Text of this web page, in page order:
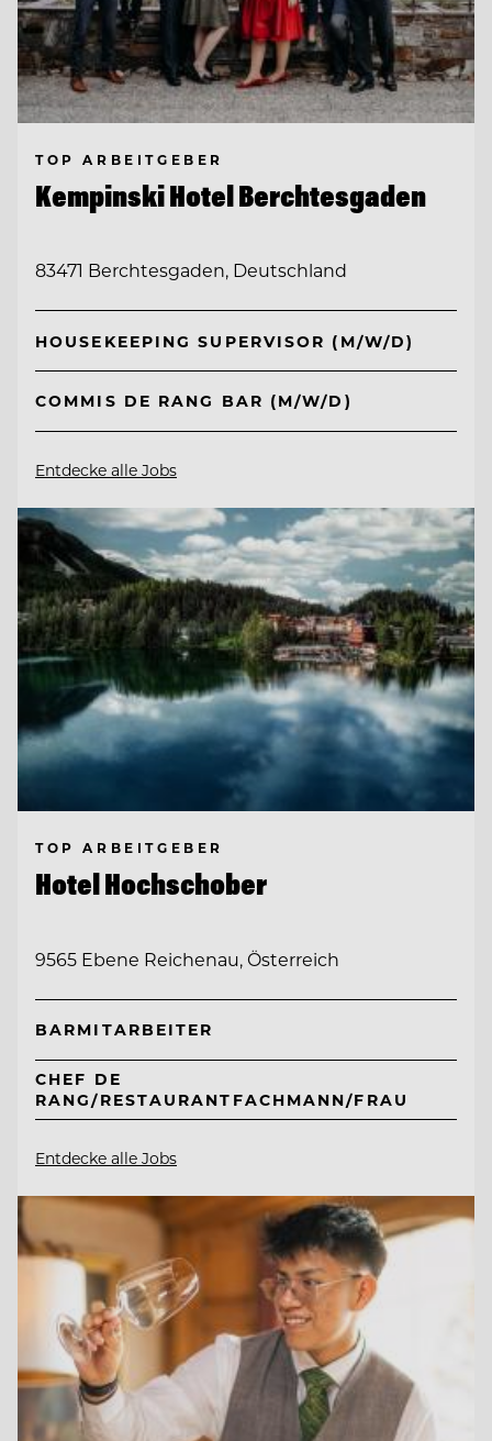
TOP ARBEITGEBER
Kempinski Hotel Berchtesgaden
83471 Berchtesgaden, Deutschland
HOUSEKEEPING SUPERVISOR (M/W/D)
COMMIS DE RANG BAR (M/W/D)
Entdecke alle Jobs
TOP ARBEITGEBER
Hotel Hochschober
9565 Ebene Reichenau, Österreich
BARMITARBEITER
CHEF DE
RANG/RESTAURANTFACHMANN/FRAU
Entdecke alle Jobs